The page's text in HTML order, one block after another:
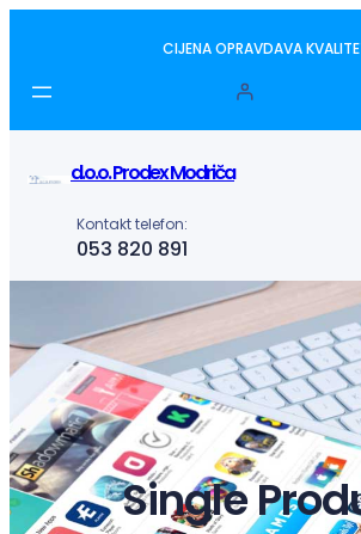
sadržaj
CIJENA OPRAVDAVA
d.o.o. Prodex Modriča
Kontakt telefon:
053 820 891
Single